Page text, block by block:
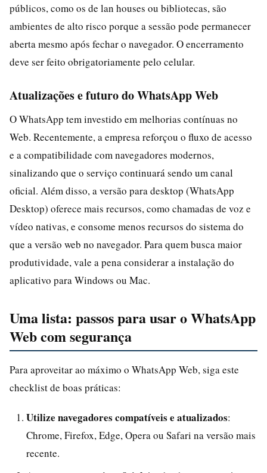
públicos, como os de lan houses ou bibliotecas, são
ambientes de alto risco porque a sessão pode permanecer
aberta mesmo após fechar o navegador. O encerramento
deve ser feito obrigatoriamente pelo celular.
Atualizações e futuro do WhatsApp Web
O WhatsApp tem investido em melhorias contínuas no
Web. Recentemente, a empresa reforçou o fluxo de acesso
e a compatibilidade com navegadores modernos,
sinalizando que o serviço continuará sendo um canal
oficial. Além disso, a versão para desktop (WhatsApp
Desktop) oferece mais recursos, como chamadas de voz e
vídeo nativas, e consome menos recursos do sistema do
que a versão web no navegador. Para quem busca maior
produtividade, vale a pena considerar a instalação do
aplicativo para Windows ou Mac.
Uma lista: passos para usar o WhatsApp
Web com segurança
Para aproveitar ao máximo o WhatsApp Web, siga este
checklist de boas práticas:
Utilize navegadores compatíveis e atualizados:
Chrome, Firefox, Edge, Opera ou Safari na versão mais
recente.